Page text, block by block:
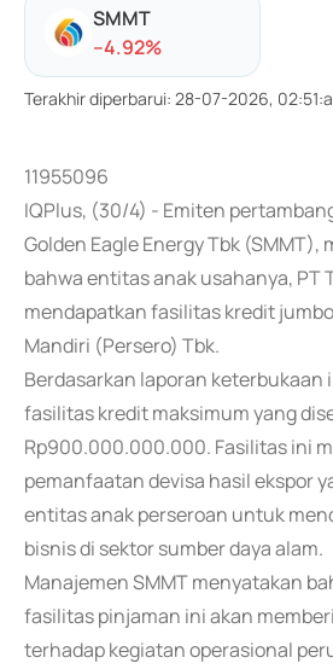
SMMT
--4.92%
Terakhir diperbarui: 28-07-2026,
11955096
IQPlus, (30/4) - Emiten
Golden Eagle Energy Tbk (SMMT),
bahwa entitas anak usahanya, PT
mendapatkan fasilitas kredit
Mandiri (Persero) Tbk.
Berdasarkan laporan keterbukaan
fasilitas kredit maksimum yang
Rp900.000.000.000. Fasilitas ini
pemanfaatan devisa hasil ekspor
entitas anak perseroan untuk
bisnis di sektor sumber daya alam.
Manajemen SMMT menyatakan
fasilitas pinjaman ini akan
terhadap kegiatan operasional